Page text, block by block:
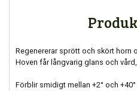
Regenererar sprött och skört horn
Hoven får långvarig glans och
Förblir smidigt mellan +2° och